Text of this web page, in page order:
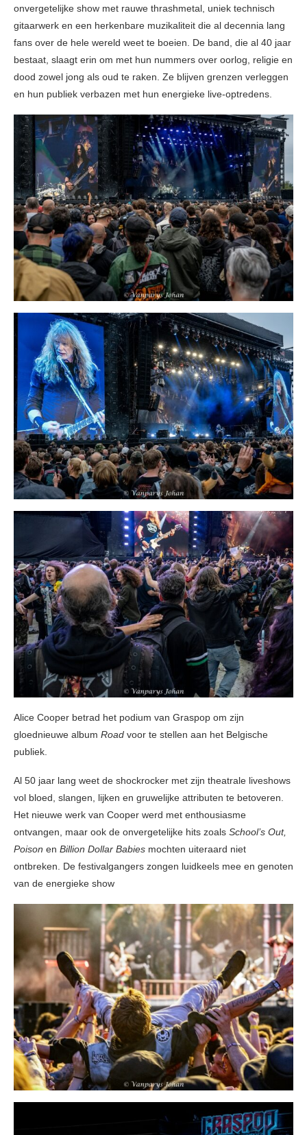
onvergetelijke show met rauwe thrashmetal, uniek technisch
gitaarwerk en een herkenbare muzikaliteit die al decennia lang
fans over de hele wereld weet te boeien. De band, die al 40 jaar
bestaat, slaagt erin om met hun nummers over oorlog, religie en
dood zowel jong als oud te raken. Ze blijven grenzen verleggen
en hun publiek verbazen met hun energieke live-optredens.
Alice Cooper betrad het podium van Graspop om zijn
gloednieuwe album Road voor te stellen aan het Belgische
publiek.
Al 50 jaar lang weet de shockrocker met zijn theatrale liveshows
vol bloed, slangen, lijken en gruwelijke attributen te betoveren.
Het nieuwe werk van Cooper werd met enthousiasme
ontvangen, maar ook de onvergetelijke hits zoals School’s Out,
Poison en Billion Dollar Babies mochten uiteraard niet
ontbreken. De festivalgangers zongen luidkeels mee en genoten
van de energieke show